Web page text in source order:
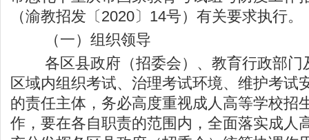
（渝教招发〔2020〕14号）有关要求执行。
（一）组织领导
各区县政府（招委会）、教育行政部门
区域内组织考试、治理考试环境、维护考试
的责任主体，务必高度重视成人高等学校招
作，要在各自职责的范围内，全面落实成人